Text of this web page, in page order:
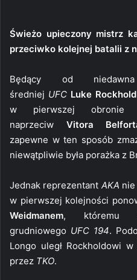
Świeżo upieczony mistrz
przeciwko kolejnej batalii z
Będący od
średniej UFC Luke Rockhold
w pierwszej obronie
naprzeciw Vitora
zapewne w ten sposób
niewątpliwie była porażka z
Jednak reprezentant AKA
w pierwszej kolejności
Weidmanem, któremu
grudniowego UFC 194.
Longo uległ Rockholdowi
przez TKO.